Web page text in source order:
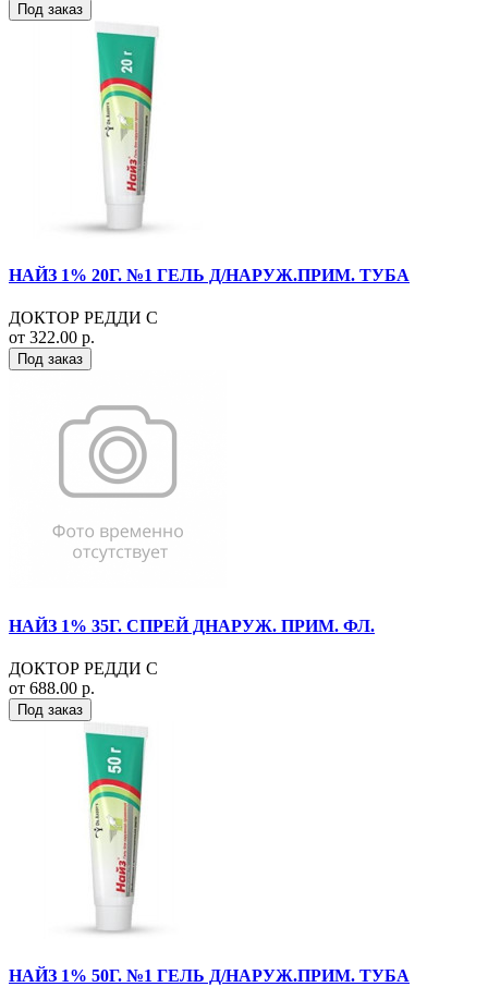
Под заказ
НАЙЗ 1% 20Г. №1 ГЕЛЬ Д/НАРУЖ.ПРИМ. ТУБА
ДОКТОР РЕДДИ С
от 322.00 р.
Под заказ
НАЙЗ 1% 35Г. СПРЕЙ ДНАРУЖ. ПРИМ. ФЛ.
ДОКТОР РЕДДИ С
от 688.00 р.
Под заказ
НАЙЗ 1% 50Г. №1 ГЕЛЬ Д/НАРУЖ.ПРИМ. ТУБА